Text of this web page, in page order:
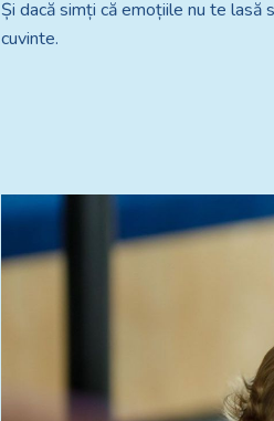
Și dacă simți că emoțiile nu te lasă
cuvinte.